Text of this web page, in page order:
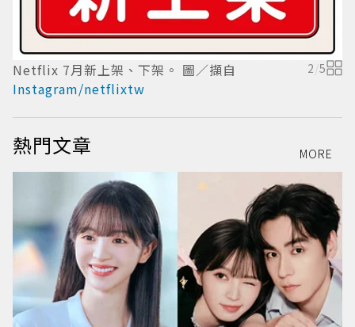
Netflix 7月新上架、下架。 圖／擷自
Instagram/netflixtw
2/5
熱門文章 MORE